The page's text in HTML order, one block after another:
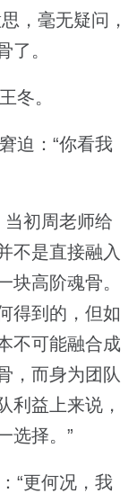
，毫无疑问，
了。
冬。
迫：“你看我
初周老师给
不是直接融入
块高阶魂骨。
得到的，但如
不可能融合成
，而身为团队
利益上来说，
选择。”
“更何况，我